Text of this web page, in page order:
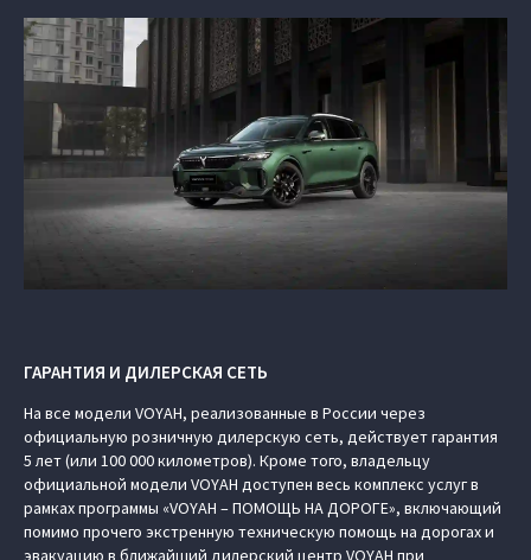
ГАРАНТИЯ И ДИЛЕРСКАЯ СЕТЬ
На все модели VOYAH, реализованные в России через
официальную розничную дилерскую сеть, действует гарантия
5 лет (или 100 000 километров). Кроме того, владельцу
официальной модели VOYAH доступен весь комплекс услуг в
рамках программы «VOYAH – ПОМОЩЬ НА ДОРОГЕ», включающий
помимо прочего экстренную техническую помощь на дорогах и
эвакуацию в ближайший дилерский центр VOYAH при